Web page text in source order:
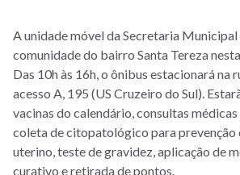
A unidade móvel da Secretaria Municipal
comunidade do bairro Santa Tereza
Das 10h às 16h, o ônibus estacionará na
acesso A, 195 (US Cruzeiro do Sul).
vacinas do calendário, consultas médicas
coleta de citopatológico para prevenção
uterino, teste de gravidez, aplicação de
curativo e retirada de pontos.